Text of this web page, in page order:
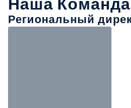
Наша Команда
Региональный